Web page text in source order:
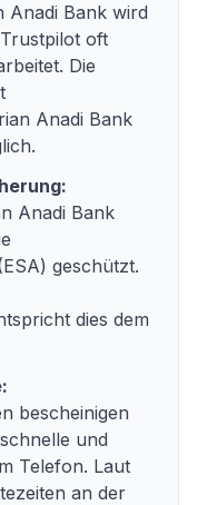
Anadi Bank wird
oft
Die
Anadi Bank
Anadi Bank
geschützt.
dies dem
bescheinigen
und
Telefon. Laut
an der